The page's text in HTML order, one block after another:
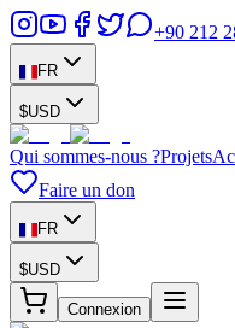
+90 212
FR
$USD
Qui sommes-nous ?Projets
Faire un don
FR
$USD
Connexion